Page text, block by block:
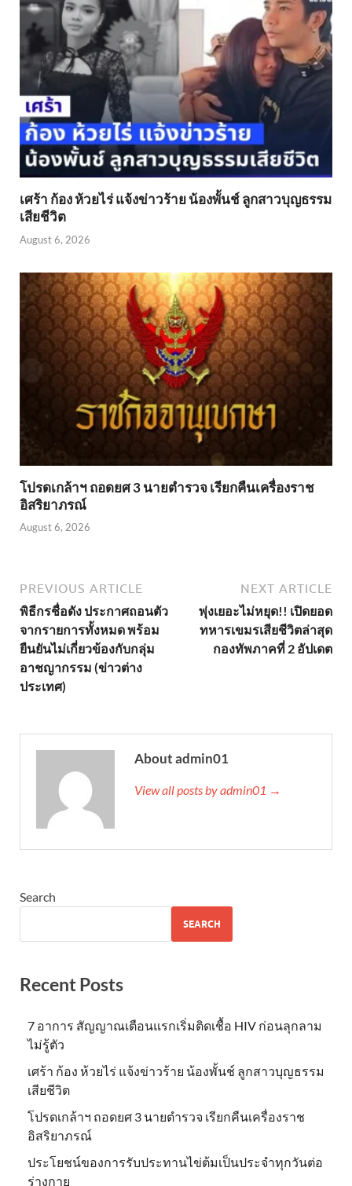
เศร้า ก้อง ห้วยไร่ แจ้งข่าวร้าย น้องพั้นช์ ลูกสาวบุญธรรม
เสียชีวิต
August 6, 2026
โปรดเกล้าฯ ถอดยศ 3 นายตำรวจ เรียกคืนเครื่องราช
อิสริยาภรณ์
August 6, 2026
PREVIOUS ARTICLE
พิธีกรชื่อดัง ประกาศถอนตัว
จากรายการทั้งหมด พร้อม
ยืนยันไม่เกี่ยวข้องกับกลุ่ม
อาชญากรรม (ข่าวต่าง
ประเทศ)
NEXT ARTICLE
พุ่งเยอะไม่หยุด!! เปิดยอด
ทหารเขมรเสียชีวิตล่าสุด
กองทัพภาคที่ 2 อัปเดต
About admin01
View all posts by admin01 →
Search
SEARCH
Recent Posts
7 อาการ สัญญาณเตือนแรกเริ่มติดเชื้อ HIV ก่อนลุกลาม
ไม่รู้ตัว
เศร้า ก้อง ห้วยไร่ แจ้งข่าวร้าย น้องพั้นช์ ลูกสาวบุญธรรม
เสียชีวิต
โปรดเกล้าฯ ถอดยศ 3 นายตำรวจ เรียกคืนเครื่องราช
อิสริยาภรณ์
ประโยชน์ของการรับประทานไข่ต้มเป็นประจำทุกวันต่อ
ร่างกาย